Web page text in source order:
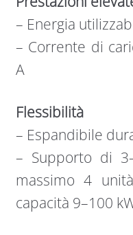
– Energia
– Corrente di
A
Flessibilità
– Espandibile
– Supporto di
massimo 4
capacità 9–100